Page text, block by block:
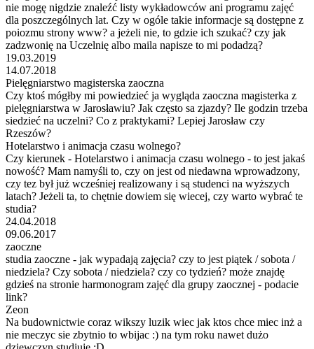
nie mogę nigdzie znaleźć listy wykładowców ani programu zajęć
dla poszczególnych lat. Czy w ogóle takie informacje są dostępne z
poiozmu strony www? a jeżeli nie, to gdzie ich szukać? czy jak
zadzwonię na Uczelnię albo maila napisze to mi podadzą?
19.03.2019
14.07.2018
Pielęgniarstwo magisterska zaoczna
Czy ktoś mógłby mi powiedzieć ja wygląda zaoczna magisterka z
pielęgniarstwa w Jarosławiu? Jak często sa zjazdy? Ile godzin trzeba
siedzieć na uczelni? Co z praktykami? Lepiej Jarosław czy
Rzeszów?
Hotelarstwo i animacja czasu wolnego?
Czy kierunek - Hotelarstwo i animacja czasu wolnego - to jest jakaś
nowość? Mam namyśli to, czy on jest od niedawna wprowadzony,
czy tez był już wcześniej realizowany i są studenci na wyższych
latach? Jeżeli ta, to chętnie dowiem się wiecej, czy warto wybrać te
studia?
24.04.2018
09.06.2017
zaoczne
studia zaoczne - jak wypadają zajęcia? czy to jest piątek / sobota /
niedziela? Czy sobota / niedziela? czy co tydzień? może znajdę
gdzieś na stronie harmonogram zajęć dla grupy zaocznej - podacie
link?
Zeon
Na budownictwie coraz wikszy luzik wiec jak ktos chce miec inż a
nie meczyc sie zbytnio to wbijac :) na tym roku nawet dużo